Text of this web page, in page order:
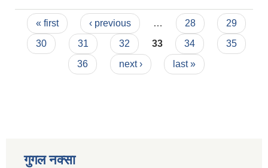
Pages
« first ‹ previous … 28
29
30
31 32 33 34
35
36
next › last »
गुगल नक्सा